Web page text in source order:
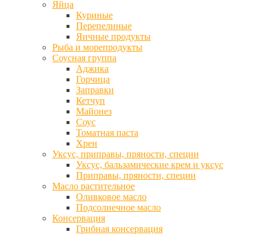
Яйца
Куриные
Перепелиные
Яичные продукты
Рыба и морепродукты
Соусная группа
Аджика
Горчица
Заправки
Кетчуп
Майонез
Соус
Томатная паста
Хрен
Уксус, приправы, пряности, специи
Уксус, бальзамические крем и уксус
Приправы, пряности, специи
Масло растительное
Оливковое масло
Подсолнечное масло
Консервация
Грибная консервация